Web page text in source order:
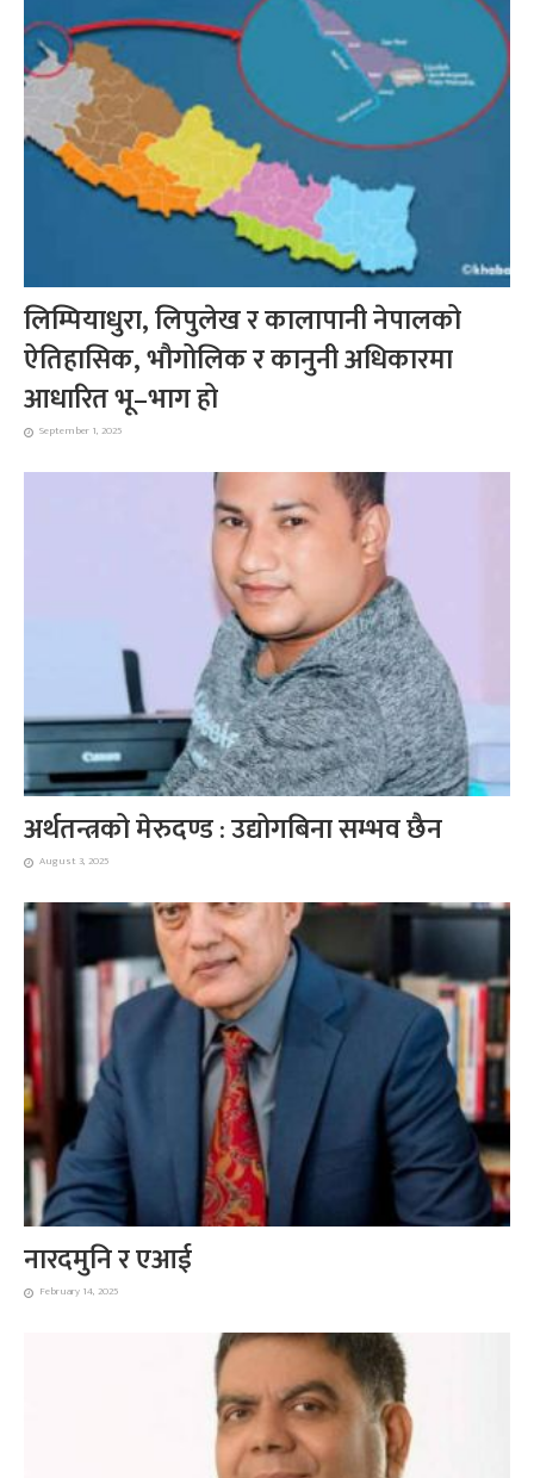
लिम्पियाधुरा, लिपुलेख र कालापानी नेपालको
ऐतिहासिक, भौगोलिक र कानुनी अधिकारमा
आधारित भू–भाग हो
September 1, 2025
अर्थतन्त्रको मेरुदण्ड : उद्योगबिना सम्भव छैन
August 3, 2025
नारदमुनि र एआई
February 14, 2025